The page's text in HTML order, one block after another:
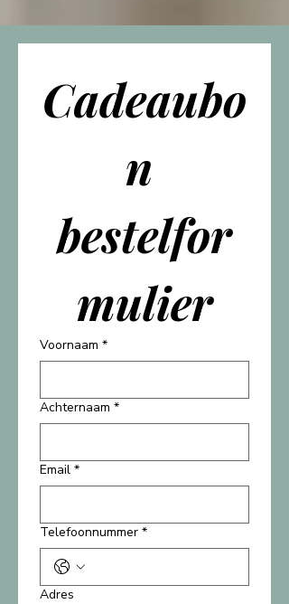
Cadeaubo
n
bestelfor
mulier
Voornaam *
Achternaam *
Email *
Telefoonnummer *
Adres